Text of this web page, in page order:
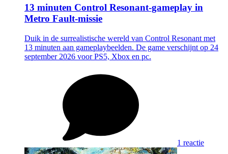
13 minuten Control Resonant-gameplay in
Metro Fault-missie
Duik in de surrealistische wereld van Control Resonant met
13 minuten aan gameplaybeelden. De game verschijnt op 24
september 2026 voor PS5, Xbox en pc.
1 reactie